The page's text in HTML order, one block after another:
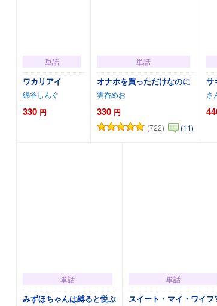
単話
ワカリアイ
綿谷しんぐ
330 円
単話
オナホを買っただけなのに
雲呑めお
330 円
(722) (11)
カートに追加
サ
さ
単話
みずほちゃんは縛ると悦ぶ
単話
スイート・マイ・ワイフ